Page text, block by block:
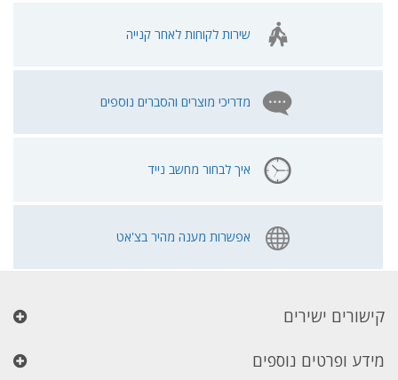
שירות לקוחות לאחר קנייה
מדריכי מוצרים והסברים נוספים
איך לבחור מחשב נייד
אפשרות מענה מהיר בצ'אט
קישורים ישירים
מידע ופרטים נוספים